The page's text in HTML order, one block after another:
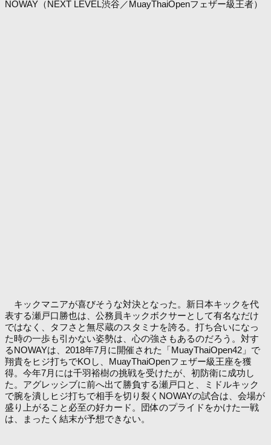
NOWAY（NEXT LEVEL渋谷／MuayThaiOpenフェザー級王者）
キックマニアが喜びそうな対決となった。新日本キックを代
表する瀬戸口勝也は、公務員キックボクサーとして有名なだけ
ではなく、タフさと無尽蔵のスタミナを誇る。打ち合いになっ
た時の一歩も引かない姿勢は、心の強さもあるのだろう。対す
るNOWAYは、2018年7月に開催された「MuayThaiOpen42」で
翔貴をヒジ打ちでKOし、MuayThaiOpenフェザー級王座を獲
得。今年7月には千羽裕樹の挑戦を受けたが、初防衛に成功し
た。アグレッシブに前へ出て勝負する瀬戸口と、ミドルキック
で腕を潰しヒジ打ちで相手を切り裂くNOWAYの試合は、会場が
盛り上がること必至の好カード。団体のプライドをかけた一戦
は、まったく結末が予想できない。